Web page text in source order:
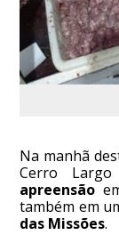
Na manhã
Cerro
apreensão
também em
das Missões.